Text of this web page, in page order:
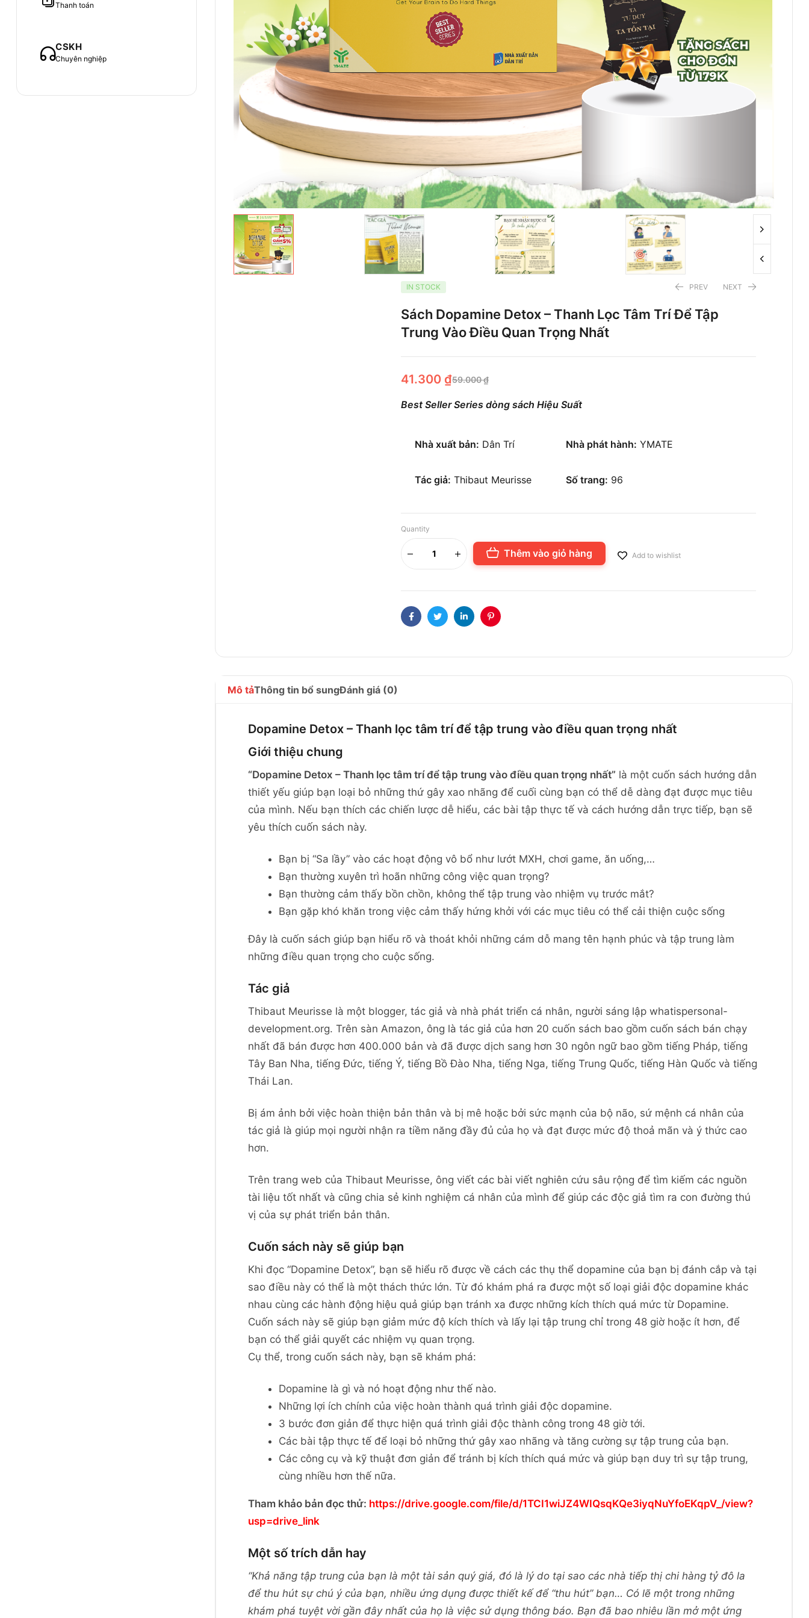
IN STOCK PREV NEXT
Sách Dopamine Detox – Thanh Lọc Tâm Trí Để Tập
Trung Vào Điều Quan Trọng Nhất
59.000₫
41.300 ₫
Best Seller Series dòng sách Hiệu Suất
Nhà xuất bản: Dân Trí Nhà phát hành: YMATE
Tác giả: Thibaut Meurisse Số trang: 96
Quantity
Thêm vào giỏ hàng Add to wishlist
FacebookTwitterLinkedinPinterest
Mô tảThông tin bổ sungĐánh giá (0)
Dopamine Detox – Thanh lọc tâm trí để tập trung vào điều quan trọng nhất
Giới thiệu chung
“Dopamine Detox – Thanh lọc tâm trí để tập trung vào điều quan trọng nhất” là một cuốn sách hướng dẫn
thiết yếu giúp bạn loại bỏ những thứ gây xao nhãng để cuối cùng bạn có thể dễ dàng đạt được mục tiêu
của mình. Nếu bạn thích các chiến lược dễ hiểu, các bài tập thực tế và cách hướng dẫn trực tiếp, bạn sẽ
yêu thích cuốn sách này.
Bạn bị “Sa lầy” vào các hoạt động vô bổ như lướt MXH, chơi game, ăn uống,…
Bạn thường xuyên trì hoãn những công việc quan trọng?
Bạn thường cảm thấy bồn chồn, không thể tập trung vào nhiệm vụ trước mắt?
Bạn gặp khó khăn trong việc cảm thấy hứng khởi với các mục tiêu có thể cải thiện cuộc sống
Đây là cuốn sách giúp bạn hiểu rõ và thoát khỏi những cám dỗ mang tên hạnh phúc và tập trung làm
những điều quan trọng cho cuộc sống.
Tác giả
Thibaut Meurisse là một blogger, tác giả và nhà phát triển cá nhân, người sáng lập whatispersonal-
development.org. Trên sàn Amazon, ông là tác giả của hơn 20 cuốn sách bao gồm cuốn sách bán chạy
nhất đã bán được hơn 400.000 bản và đã được dịch sang hơn 30 ngôn ngữ bao gồm tiếng Pháp, tiếng
Tây Ban Nha, tiếng Đức, tiếng Ý, tiếng Bồ Đào Nha, tiếng Nga, tiếng Trung Quốc, tiếng Hàn Quốc và tiếng
Thái Lan.
Bị ám ảnh bởi việc hoàn thiện bản thân và bị mê hoặc bởi sức mạnh của bộ não, sứ mệnh cá nhân của
tác giả là giúp mọi người nhận ra tiềm năng đầy đủ của họ và đạt được mức độ thoả mãn và ý thức cao
hơn.
Trên trang web của Thibaut Meurisse, ông viết các bài viết nghiên cứu sâu rộng để tìm kiếm các nguồn
tài liệu tốt nhất và cũng chia sẻ kinh nghiệm cá nhân của mình để giúp các độc giả tìm ra con đường thú
vị của sự phát triển bản thân.
Cuốn sách này sẽ giúp bạn
Khi đọc “Dopamine Detox”, bạn sẽ hiểu rõ được về cách các thụ thể dopamine của bạn bị đánh cắp và tại
sao điều này có thể là một thách thức lớn. Từ đó khám phá ra được một số loại giải độc dopamine khác
nhau cùng các hành động hiệu quả giúp bạn tránh xa được những kích thích quá mức từ Dopamine.
Cuốn sách này sẽ giúp bạn giảm mức độ kích thích và lấy lại tập trung chỉ trong 48 giờ hoặc ít hơn, để
bạn có thể giải quyết các nhiệm vụ quan trọng.
Cụ thể, trong cuốn sách này, bạn sẽ khám phá:
Dopamine là gì và nó hoạt động như thế nào.
Những lợi ích chính của việc hoàn thành quá trình giải độc dopamine.
3 bước đơn giản để thực hiện quá trình giải độc thành công trong 48 giờ tới.
Các bài tập thực tế để loại bỏ những thứ gây xao nhãng và tăng cường sự tập trung của bạn.
Các công cụ và kỹ thuật đơn giản để tránh bị kích thích quá mức và giúp bạn duy trì sự tập trung,
cùng nhiều hơn thế nữa.
Tham khảo bản đọc thử: https://drive.google.com/file/d/1TCI1wiJZ4WIQsqKQe3iyqNuYfoEKqpV_/view?
usp=drive_link
Một số trích dẫn hay
“Khả năng tập trung của bạn là một tài sản quý giá, đó là lý do tại sao các nhà tiếp thị chi hàng tỷ đô la
để thu hút sự chú ý của bạn, nhiều ứng dụng được thiết kế để “thu hút” bạn… Có lẽ một trong những
khám phá tuyệt vời gần đây nhất của họ là việc sử dụng thông báo. Bạn đã bao nhiêu lần mở một ứng
Thanh toán
CSKH
Chuyên nghiệp